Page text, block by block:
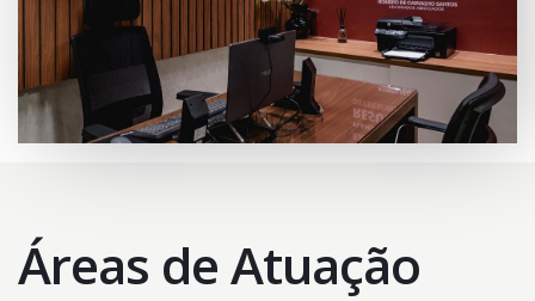
Áreas de Atuação